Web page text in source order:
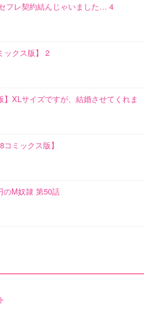
フレ契約結んじゃいました… 4
ックス版】 2
】XLサイズですが、結婚させてくれま
ミックス版】
のM奴隷 第50話